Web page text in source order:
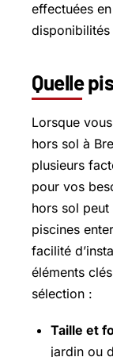
effectuées
Quelle
Lorsque
hors sol à
plusieurs
pour vos
hors sol peut
piscines
facilité
éléments
sélection :
Taille et
jardin ou